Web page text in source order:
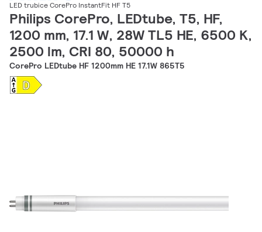
LED trubice CorePro InstantFit HF T5
Philips CorePro, LEDtube, T5, HF,
1200 mm, 17.1 W, 28W TL5 HE, 6500 K,
2500 lm, CRI 80, 50000 h
CorePro LEDtube HF 1200mm HE 17.1W 865T5